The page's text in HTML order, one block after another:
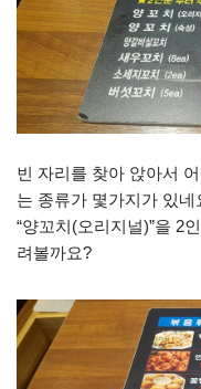
빈 자리를 찾아 앉아서
는 종류가 몇가지가 있
“양꼬치(오리지널)”을 2
려볼까요?